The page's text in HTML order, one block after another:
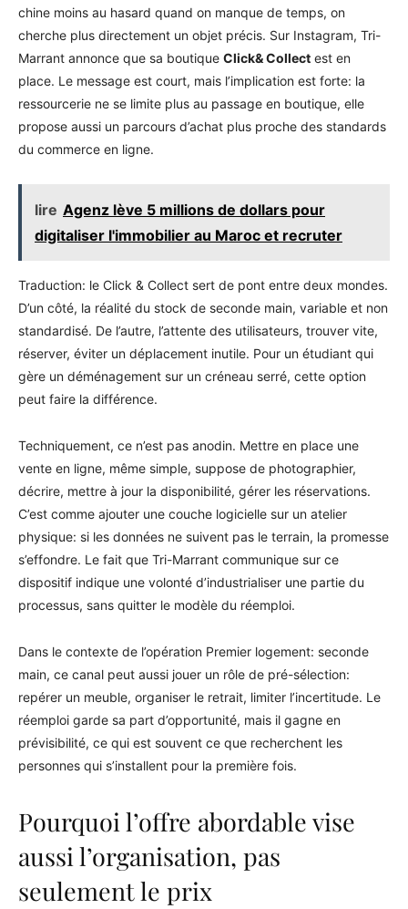
chine moins au hasard quand on manque de temps, on
cherche plus directement un objet précis. Sur Instagram, Tri-
Marrant annonce que sa boutique Click& Collect est en
place. Le message est court, mais l’implication est forte: la
ressourcerie ne se limite plus au passage en boutique, elle
propose aussi un parcours d’achat plus proche des standards
du commerce en ligne.
lire Agenz lève 5 millions de dollars pour
digitaliser l'immobilier au Maroc et recruter
Traduction: le Click & Collect sert de pont entre deux mondes.
D’un côté, la réalité du stock de seconde main, variable et non
standardisé. De l’autre, l’attente des utilisateurs, trouver vite,
réserver, éviter un déplacement inutile. Pour un étudiant qui
gère un déménagement sur un créneau serré, cette option
peut faire la différence.
Techniquement, ce n’est pas anodin. Mettre en place une
vente en ligne, même simple, suppose de photographier,
décrire, mettre à jour la disponibilité, gérer les réservations.
C’est comme ajouter une couche logicielle sur un atelier
physique: si les données ne suivent pas le terrain, la promesse
s’effondre. Le fait que Tri-Marrant communique sur ce
dispositif indique une volonté d’industrialiser une partie du
processus, sans quitter le modèle du réemploi.
Dans le contexte de l’opération Premier logement: seconde
main, ce canal peut aussi jouer un rôle de pré-sélection:
repérer un meuble, organiser le retrait, limiter l’incertitude. Le
réemploi garde sa part d’opportunité, mais il gagne en
prévisibilité, ce qui est souvent ce que recherchent les
personnes qui s’installent pour la première fois.
Pourquoi l’offre abordable vise
aussi l’organisation, pas
seulement le prix